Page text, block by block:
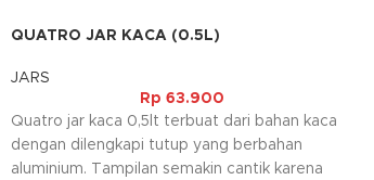
QUATRO JAR KACA (0.5L)
JARS
Rp 63.900
Quatro jar kaca 0,5lt terbuat dari bahan kaca
dengan dilengkapi tutup yang berbahan
aluminium. Tampilan semakin cantik karena